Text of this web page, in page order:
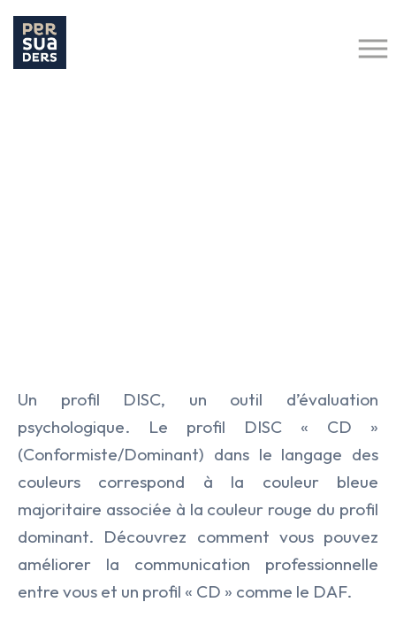
Un profil DISC, un outil d’évaluation
psychologique. Le profil DISC « CD »
(Conformiste/Dominant) dans le langage des
couleurs correspond à la couleur bleue
majoritaire associée à la couleur rouge du profil
dominant. Découvrez comment vous pouvez
améliorer la communication professionnelle
entre vous et un profil « CD » comme le DAF.